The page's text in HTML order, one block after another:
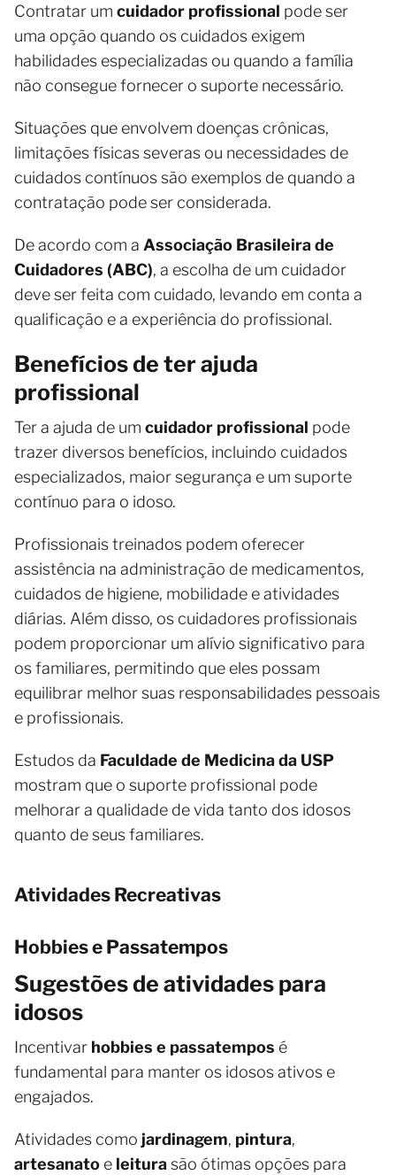
Contratar um cuidador profissional pode ser
uma opção quando os cuidados exigem
habilidades especializadas ou quando a família
não consegue fornecer o suporte necessário.
Situações que envolvem doenças crônicas,
limitações físicas severas ou necessidades de
cuidados contínuos são exemplos de quando a
contratação pode ser considerada.
De acordo com a Associação Brasileira de
Cuidadores (ABC), a escolha de um cuidador
deve ser feita com cuidado, levando em conta a
qualificação e a experiência do profissional.
Benefícios de ter ajuda
profissional
Ter a ajuda de um cuidador profissional pode
trazer diversos benefícios, incluindo cuidados
especializados, maior segurança e um suporte
contínuo para o idoso.
Profissionais treinados podem oferecer
assistência na administração de medicamentos,
cuidados de higiene, mobilidade e atividades
diárias. Além disso, os cuidadores profissionais
podem proporcionar um alívio significativo para
os familiares, permitindo que eles possam
equilibrar melhor suas responsabilidades pessoais
e profissionais.
Estudos da Faculdade de Medicina da USP
mostram que o suporte profissional pode
melhorar a qualidade de vida tanto dos idosos
quanto de seus familiares.
Atividades Recreativas
Hobbies e Passatempos
Sugestões de atividades para
idosos
Incentivar hobbies e passatempos é
fundamental para manter os idosos ativos e
engajados.
Atividades como jardinagem, pintura,
artesanato e leiturasão ótimas opções para